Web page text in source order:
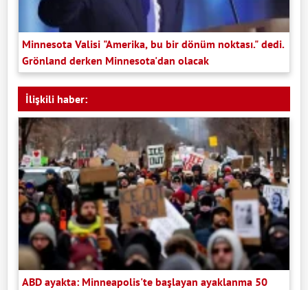
Minnesota Valisi "Amerika, bu bir dönüm noktası." dedi.
Grönland derken Minnesota'dan olacak
İlişkili haber:
ABD ayakta: Minneapolis'te başlayan ayaklanma 50